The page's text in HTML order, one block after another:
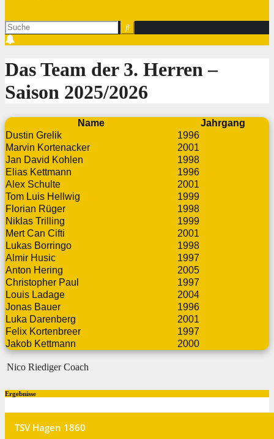
Das Team der 3. Herren ‒
Saison 2025/2026
Name
Jahrgang
Dustin Grelik
1996
Marvin Kortenacker
2001
Jan David Kohlen
1998
Elias Kettmann
1996
Alex Schulte
2001
Tom Luis Hellwig
1999
Florian Rüger
1998
Niklas Trilling
1999
Mert Can Cifti
2001
Lukas Borringo
1998
Almir Husic
1997
Anton Hering
2005
Christopher Paul
1997
Louis Ladage
2004
Jonas Bauer
1996
Luka Darenberg
2001
Felix Kortenbreer
1997
Jakob Kettmann
2000
Nico Riediger Coach
Ergebnisse